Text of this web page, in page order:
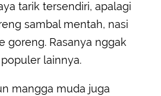
tarik tersendiri, apalagi
sambal mentah, nasi
goreng. Rasanya nggak
lainnya.
mangga muda juga